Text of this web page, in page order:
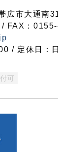
広市大通南
FAX：
/ 定休日：
可